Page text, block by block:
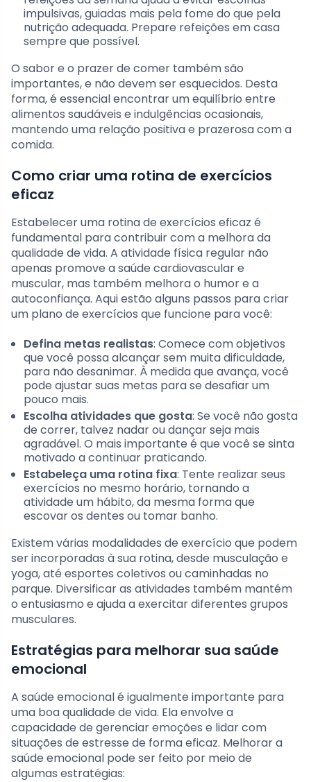
impulsivas, guiadas mais pela fome do que pela
nutrição adequada. Prepare refeições em casa
sempre que possível.
O sabor e o prazer de comer também são
importantes, e não devem ser esquecidos. Desta
forma, é essencial encontrar um equilíbrio entre
alimentos saudáveis e indulgências ocasionais,
mantendo uma relação positiva e prazerosa com a
comida.
Como criar uma rotina de exercícios
eficaz
Estabelecer uma rotina de exercícios eficaz é
fundamental para contribuir com a melhora da
qualidade de vida. A atividade física regular não
apenas promove a saúde cardiovascular e
muscular, mas também melhora o humor e a
autoconfiança. Aqui estão alguns passos para criar
um plano de exercícios que funcione para você:
Defina metas realistas: Comece com objetivos
que você possa alcançar sem muita dificuldade,
para não desanimar. À medida que avança, você
pode ajustar suas metas para se desafiar um
pouco mais.
Escolha atividades que gosta: Se você não gosta
de correr, talvez nadar ou dançar seja mais
agradável. O mais importante é que você se sinta
motivado a continuar praticando.
Estabeleça uma rotina fixa: Tente realizar seus
exercícios no mesmo horário, tornando a
atividade um hábito, da mesma forma que
escovar os dentes ou tomar banho.
Existem várias modalidades de exercício que podem
ser incorporadas à sua rotina, desde musculação e
yoga, até esportes coletivos ou caminhadas no
parque. Diversificar as atividades também mantém
o entusiasmo e ajuda a exercitar diferentes grupos
musculares.
Estratégias para melhorar sua saúde
emocional
A saúde emocional é igualmente importante para
uma boa qualidade de vida. Ela envolve a
capacidade de gerenciar emoções e lidar com
situações de estresse de forma eficaz. Melhorar a
saúde emocional pode ser feito por meio de
algumas estratégias: